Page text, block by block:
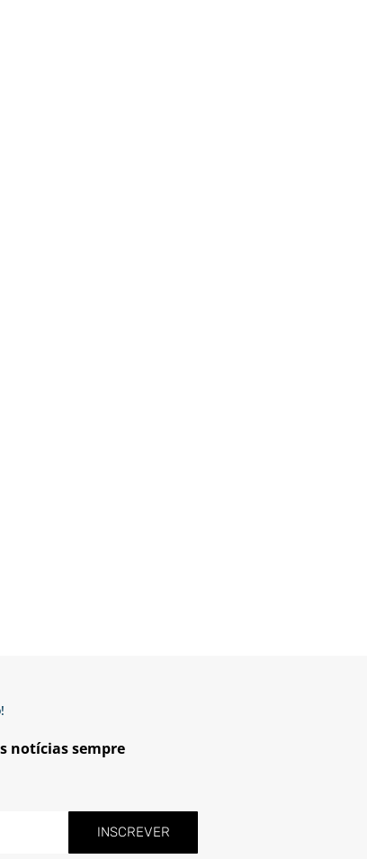
notícias sempre
INSCREVER